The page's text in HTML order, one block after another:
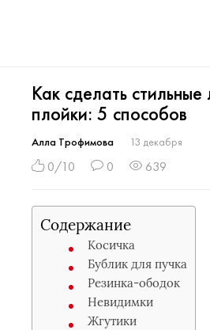
Как сделать
плойки: 5 способов
Алла Трофимова 13 декабря
0/10 0 639
Содержание
Косичка
Бублик для пучка
Резинка-ободок
Невидимки
Жгутики